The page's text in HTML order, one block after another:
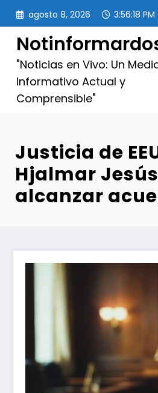
Saltar
contenido
agosto 8, 2026 3:56:20 PM
"Noticias en Vivo: Un
Informativo Actual y
Comprensible"
Justicia de
Hjalmar
alcanzar